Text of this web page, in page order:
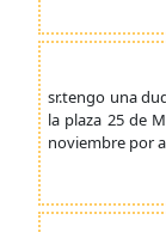
sr.tengo una
la plaza 25 de
noviembre por